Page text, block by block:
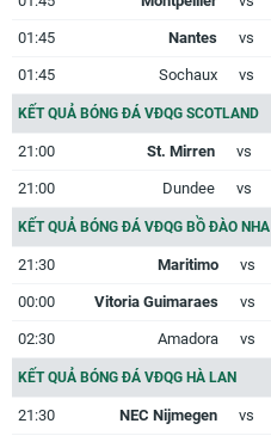
01:45 Nantes vs
01:45 Sochaux vs
KẾT QUẢ BÓNG ĐÁ VĐQG SCOTLAND
21:00 St. Mirren vs
21:00 Dundee vs
KẾT QUẢ BÓNG ĐÁ VĐQG BỒ ĐÀO NHA
21:30 Maritimo vs
00:00 Vitoria Guimaraes vs
02:30 Amadora vs
KẾT QUẢ BÓNG ĐÁ VĐQG HÀ LAN
21:30 NEC Nijmegen vs